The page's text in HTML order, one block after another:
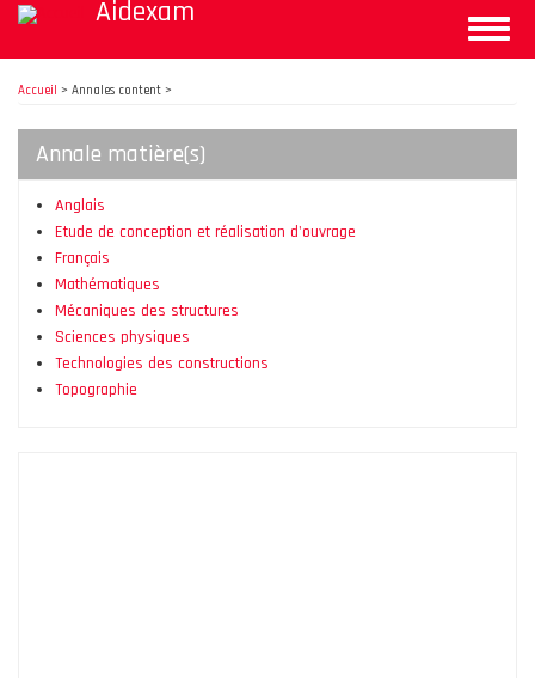
Aller
contenu
principal
Toggle
Aidexam
Accueil > Annales content >
Annale matière(s)
Anglais
Etude de conception et réalisation d'ouvrage
Français
Mathématiques
Mécaniques des structures
Sciences physiques
Technologies des constructions
Topographie